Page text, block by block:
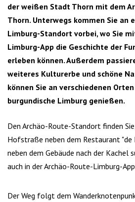
der weißen Stadt Thorn mit dem
Thorn. Unterwegs kommen Sie an
Limburg-Standort vorbei, wo Sie
Limburg-App die Geschichte der
erleben können. Außerdem
weiteres Kulturerbe und schöne
können Sie an verschiedenen
burgundische Limburg genießen.
Den Archäo-Route-Standort finden
Hofstraße neben dem Restaurant
neben dem Gebäude nach der Kachel
auch in der Archäo-Route-Limburg-
Der Weg folgt dem